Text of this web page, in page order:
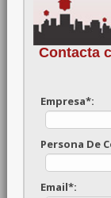
Contacta